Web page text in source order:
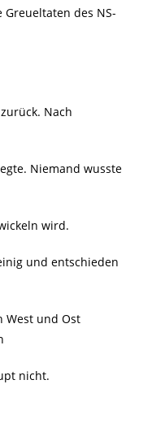
des NS-
Nach
Niemand wusste
wird.
und entschieden
West und Ost
nicht.